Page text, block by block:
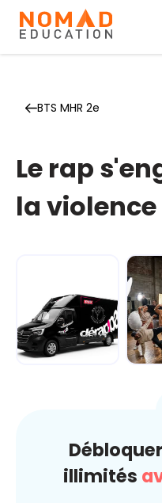
BTS MHR 2e
Le rap
la
illimités